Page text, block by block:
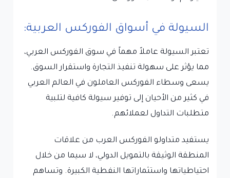
السيولة في أسواق الفوركس العربية:
تعتبر السيولة عاملاً مهماً في سوق الفوركس العربي،
مما يؤثر على سهولة تنفيذ التجارة واستقرار السوق.
يسعى وسطاء الفوركس العاملون في العالم العربي
في كثير من الأحيان إلى توفير سيولة كافية لتلبية
متطلبات التداول لعملائهم.
يستفيد متداولو الفوركس العرب من علاقات
المنطقة الوثيقة بالتمويل الدولي، لا سيما من خلال
احتياطياتها واستثماراتها النفطية الكبيرة. وتساهم